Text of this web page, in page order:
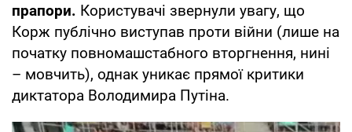
прапори. Користувачі звернули увагу, що
Корж публічно виступав проти війни (лише на
початку повномашстабного вторгнення, нині
– мовчить), однак уникає прямої критики
диктатора Володимира Путіна.